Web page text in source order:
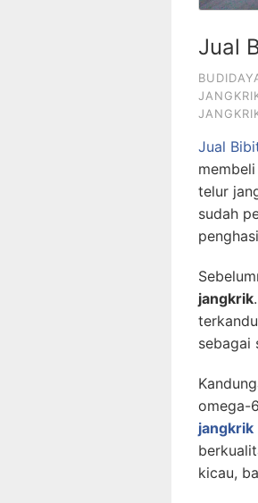
Jual
Jual
membeli
telur
sudah
jangkrik
sebagai
omega-
jangkrik
kicau,